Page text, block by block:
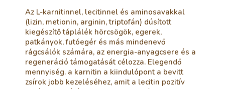
Az L-karnitinnel, lecitinnel és aminosavakkal
(lizin, metionin, arginin, triptofán) dúsított
kiegészítő táplálék hörcsögök, egerek,
patkányok, futóegér és más mindenevő
rágcsálók számára, az energia-anyagcsere és a
regeneráció támogatását célozza. Elegendő
mennyiség. a karnitin a kiindulópont a bevitt
zsírok jobb kezeléséhez, amit a lecitin pozitív